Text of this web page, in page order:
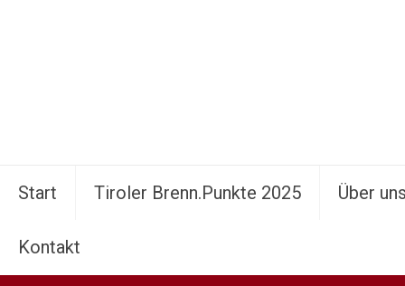
Start Tiroler Brenn.Punkte 2025 Über
Kontakt